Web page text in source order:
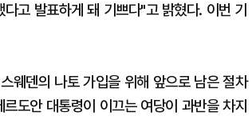
고 발표하게 돼 기쁘다"고 밝혔다. 이번 기
웨덴의 나토 가입을 위해 앞으로 남은 절차
도안 대통령이 이끄는 여당이 과반을 차지